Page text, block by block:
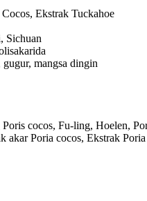
Ekstrak Tuckahoe
Sichuan
gugur, mangsa dingin
cocos, Fu-ling, Hoelen,
akar Poria cocos, Ekstrak